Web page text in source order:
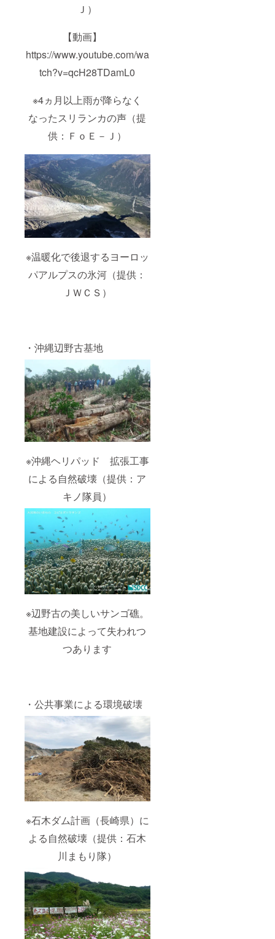
Ｊ）
【動画】
https://www.youtube.com/wa
tch?v=qcH28TDamL0
※4ヵ月以上雨が降らなく
なったスリランカの声（提
供：ＦｏＥ－Ｊ）
※温暖化で後退するヨーロッ
パアルプスの氷河（提供：
ＪＷＣＳ）
・沖縄辺野古基地
※沖縄ヘリパッド 拡張工事
による自然破壊（提供：ア
キノ隊員）
※辺野古の美しいサンゴ礁。
基地建設によって失われつ
つあります
・公共事業による環境破壊
※石木ダム計画（長崎県）に
よる自然破壊（提供：石木
川まもり隊）